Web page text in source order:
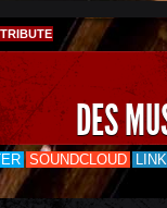
DES
SOUNDCLOUD